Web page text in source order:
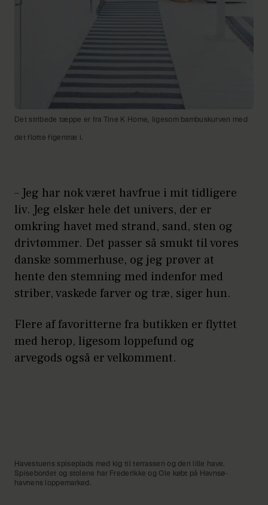
Det stribede tæppe er fra Tine K Home, ligesom bambuskurven med
det flotte figentræ i.
– Jeg har nok været havfrue i mit tidligere
liv. Jeg elsker hele det univers, der er
omkring havet med strand, sand, sten og
drivtømmer. Det passer så smukt til vores
danske sommerhuse, og jeg prøver at
hente den stemning med indenfor med
striber, vaskede farver og træ, siger hun.
Flere af favoritterne fra butikken er flyttet
med herop, ligesom loppefund og
arvegods også er velkomment.
Havestuens spiseplads med kig til terrassen og den lille have.
Spisebordet og stolene har Frederikke og Ole købt på Havnsø-
havnens loppemarked.